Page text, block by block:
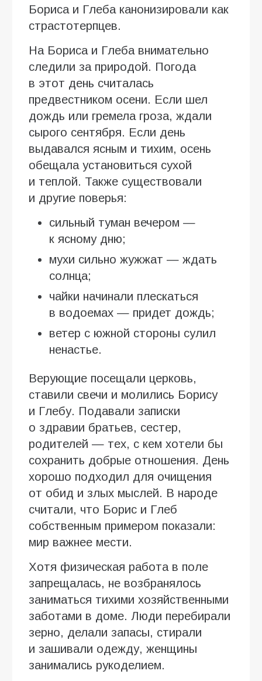
Бориса и Глеба канонизировали как
страстотерпцев.
На Бориса и Глеба внимательно
следили за природой. Погода
в этот день считалась
предвестником осени. Если шел
дождь или гремела гроза, ждали
сырого сентября. Если день
выдавался ясным и тихим, осень
обещала установиться сухой
и теплой. Также существовали
и другие поверья:
сильный туман вечером —
к ясному дню;
мухи сильно жужжат — ждать
солнца;
чайки начинали плескаться
в водоемах — придет дождь;
ветер с южной стороны сулил
ненастье.
Верующие посещали церковь,
ставили свечи и молились Борису
и Глебу. Подавали записки
о здравии братьев, сестер,
родителей — тех, с кем хотели бы
сохранить добрые отношения. День
хорошо подходил для очищения
от обид и злых мыслей. В народе
считали, что Борис и Глеб
собственным примером показали:
мир важнее мести.
Хотя физическая работа в поле
запрещалась, не возбранялось
заниматься тихими хозяйственными
заботами в доме. Люди перебирали
зерно, делали запасы, стирали
и зашивали одежду, женщины
занимались рукоделием.